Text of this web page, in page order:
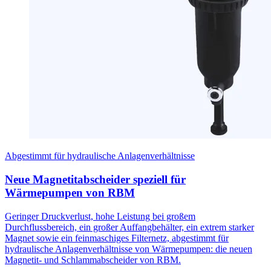
Abgestimmt für hydraulische Anlagenverhältnisse
Neue Magnetitabscheider speziell für
Wärmepumpen von RBM
Geringer Druckverlust, hohe Leistung bei großem
Durchflussbereich, ein großer Auffangbehälter, ein extrem starker
Magnet sowie ein feinmaschiges Filternetz, abgestimmt für
hydraulische Anlagenverhältnisse von Wärmepumpen: die neuen
Magnetit- und Schlammabscheider von RBM.